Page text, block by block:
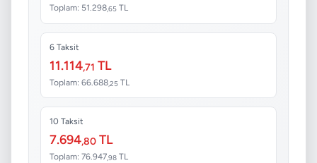
Toplam: 51.298,65 TL
6 Taksit
11.114,71 TL
Toplam: 66.688,25 TL
10 Taksit
7.694,80 TL
Toplam: 76.947,98 TL